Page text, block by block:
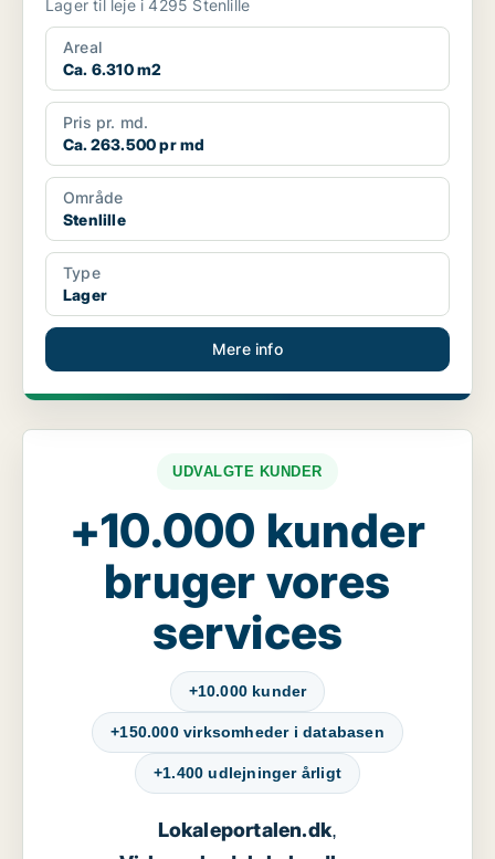
Lager til leje i 4295 Stenlille
Areal
Ca. 6.310 m2
Pris pr. md.
Ca. 263.500 pr md
Område
Stenlille
Type
Lager
Mere info
UDVALGTE KUNDER
+10.000 kunder
bruger vores
services
+10.000 kunder
+150.000 virksomheder i databasen
+1.400 udlejninger årligt
Lokaleportalen.dk,